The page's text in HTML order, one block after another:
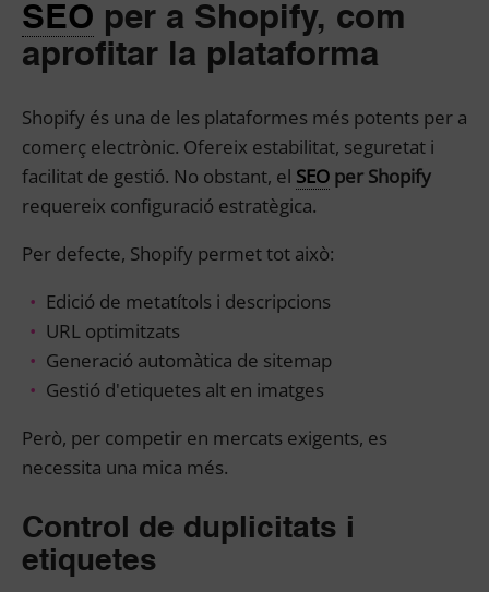
SEO per a Shopify, com
aprofitar la plataforma
Shopify és una de les plataformes més potents per a
comerç electrònic. Ofereix estabilitat, seguretat i
facilitat de gestió. No obstant, el SEO per Shopify
requereix configuració estratègica.
Per defecte, Shopify permet tot això:
Edició de metatítols i descripcions
URL optimitzats
Generació automàtica de sitemap
Gestió d'etiquetes alt en imatges
Però, per competir en mercats exigents, es
necessita una mica més.
Control de duplicitats i
etiquetes